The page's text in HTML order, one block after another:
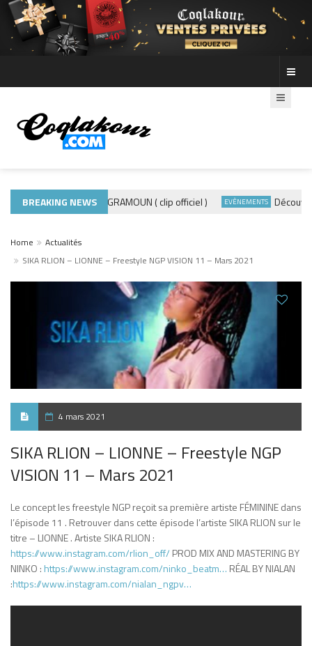
BREAKING NEWS
974 ADE440 – GRAMOUN ( clip officiel ) EVÈNEMENTS Découvre les
Home
Actualités
SIKA RLION – LIONNE – Freestyle NGP VISION 11 – Mars 2021
4 mars 2021
SIKA RLION – LIONNE – Freestyle NGP
VISION 11 – Mars 2021
Le concept les freestyle NGP reçoit sa première artiste FÉMININE dans
l’épisode 11 . Retrouver dans cette épisode l’artiste SIKA RLION sur le
titre – LIONNE . Artiste SIKA RLION :
https://www.instagram.com/rlion_off/ ​ PROD MIX AND MASTERING BY
NINKO : https://www.instagram.com/ninko_beatm… ​ RÉAL BY NIALAN
:https://www.instagram.com/nialan_ngpv…